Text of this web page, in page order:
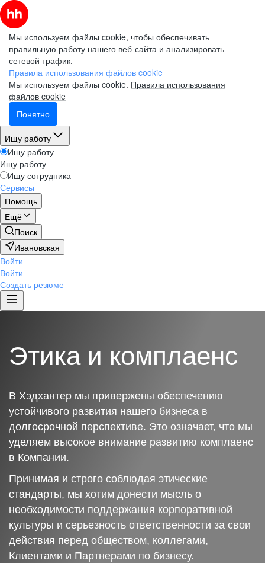
Мы используем файлы cookie, чтобы обеспечивать
правильную работу нашего веб-сайта и анализировать
сетевой трафик.
Правила использования файлов cookie
Мы используем файлы cookie. Правила использования
файлов cookie
Понятно
Ищу работу
Ищу работу
Ищу работу
Ищу сотрудника
Сервисы
Помощь
Ещё
Поиск
Ивановская
Войти
Войти
Создать резюме
Этика и комплаенс
В Хэдхантер мы привержены обеспечению
устойчивого развития нашего бизнеса в
долгосрочной перспективе. Это означает, что мы
уделяем высокое внимание развитию комплаенс
в Компании.
Принимая и строго соблюдая этические
стандарты, мы хотим донести мысль о
необходимости поддержания корпоративной
культуры и серьезность ответственности за свои
действия перед обществом, коллегами,
Клиентами и Партнерами по бизнесу.